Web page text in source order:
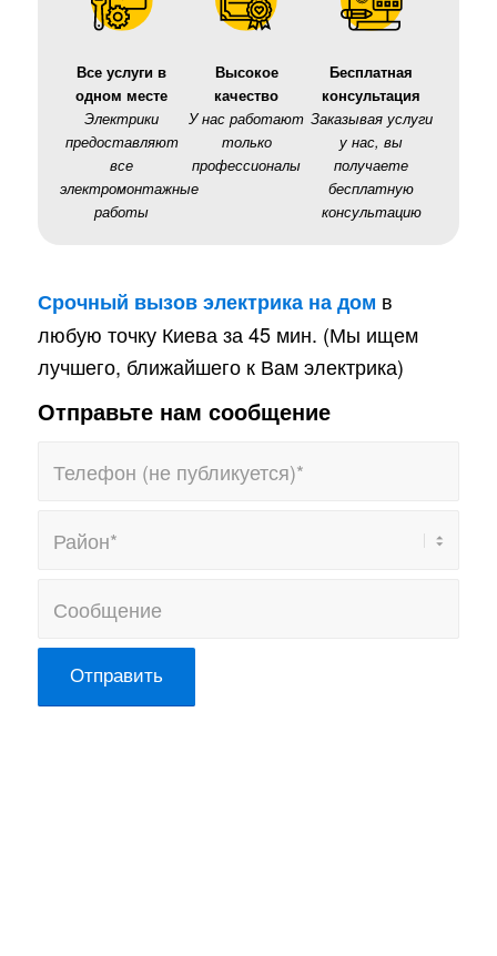
Все услуги в
одном месте
Электрики
предоставляют
все
электромонтажные
работы
Высокое
качество
У нас работают
только
профессионалы
Бесплатная
консультация
Заказывая услуги
у нас, вы
получаете
бесплатную
консультацию
Срочный вызов электрика на дом в
любую точку Киева за 45 мин. (Мы ищем
лучшего, ближайшего к Вам электрика)
Отправьте нам сообщение